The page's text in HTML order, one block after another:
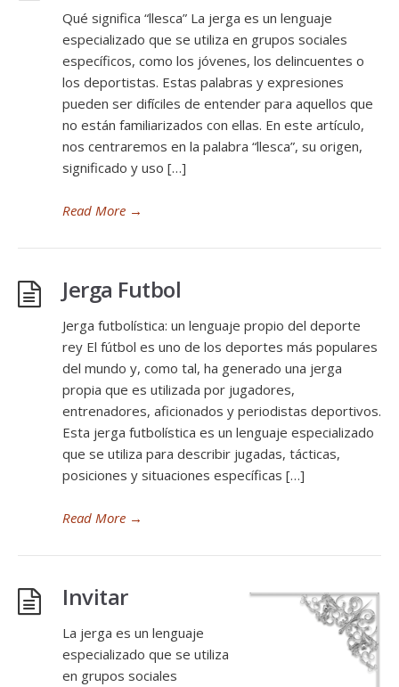
Qué significa “llesca” La jerga es un lenguaje
especializado que se utiliza en grupos sociales
específicos, como los jóvenes, los delincuentes o
los deportistas. Estas palabras y expresiones
pueden ser difíciles de entender para aquellos que
no están familiarizados con ellas. En este artículo,
nos centraremos en la palabra “llesca”, su origen,
significado y uso […]
Read More →
Jerga Futbol
Jerga futbolística: un lenguaje propio del deporte
rey El fútbol es uno de los deportes más populares
del mundo y, como tal, ha generado una jerga
propia que es utilizada por jugadores,
entrenadores, aficionados y periodistas deportivos.
Esta jerga futbolística es un lenguaje especializado
que se utiliza para describir jugadas, tácticas,
posiciones y situaciones específicas […]
Read More →
Invitar
La jerga es un lenguaje
especializado que se utiliza
en grupos sociales